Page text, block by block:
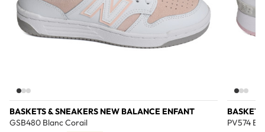
BASKETS & SNEAKERS NEW BALANCE ENFANT
GSB480 Blanc Corail
PV574